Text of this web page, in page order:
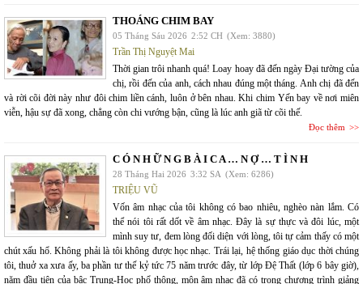
THOÁNG CHIM BAY
05 Tháng Sáu 2026 2:52 CH (Xem: 3880)
Trần Thị Nguyệt Mai
Thời gian trôi nhanh quá! Loay hoay đã đến ngày Đại tường của
chị, rồi đến của anh, cách nhau đúng một tháng. Anh chị đã đến
và rời cõi đời này như đôi chim liền cánh, luôn ở bên nhau. Khi chim Yến bay về nơi miên
viễn, hậu sự đã xong, chẳng còn chi vướng bận, cũng là lúc anh giã từ cõi thế.
Đọc thêm
C Ó N H Ữ N G B À I C A … N Ợ … T Ì N H
28 Tháng Hai 2026 3:32 SA (Xem: 6286)
TRIỆU VŨ
Vốn âm nhạc của tôi không có bao nhiêu, nghèo nàn lắm. Có
thể nói tôi rất dốt về âm nhạc. Đây là sự thực và đôi lúc, một
mình suy tư, đem lòng đối diện với lòng, tôi tự cảm thấy có một
chút xấu hổ. Không phải là tôi không được học nhạc. Trái lại, hệ thống giáo dục thời chúng
tôi, thuở xa xưa ấy, ba phần tư thế kỷ tức 75 năm trước đây, từ lớp Đệ Thất (lớp 6 bây giờ),
năm đầu tiên của bậc Trung-Học phổ thông, môn âm nhạc đã có trong chương trình giảng